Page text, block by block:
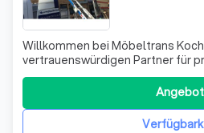
Willkommen bei Möbeltrans
vertrauenswürdigen Partner für
Umzugsdienstleistungen. Mit
einem engagierten Team setzen
Umzug so reibungslos und
gestalten. Unser umfassendes
Angebot